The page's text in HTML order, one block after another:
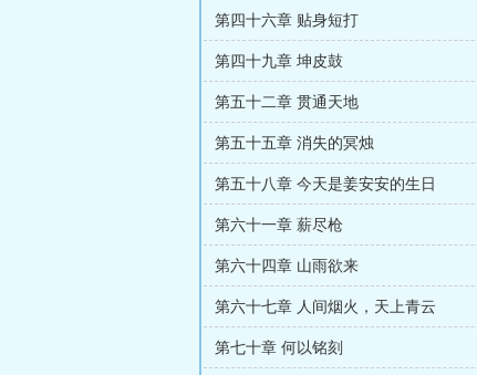
第四十六章 贴身短打
第四十九章 坤皮鼓
第五十二章 贯通天地
第五十五章 消失的冥烛
第五十八章 今天是姜安安的生日
第六十一章 薪尽枪
第六十四章 山雨欲来
第六十七章 人间烟火，天上青云
第七十章 何以铭刻